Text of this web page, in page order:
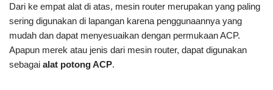
Dari ke empat alat di atas, mesin router merupakan yang paling
sering digunakan di lapangan karena penggunaannya yang
mudah dan dapat menyesuaikan dengan permukaan ACP.
Apapun merek atau jenis dari mesin router, dapat digunakan
sebagai alat potong ACP.